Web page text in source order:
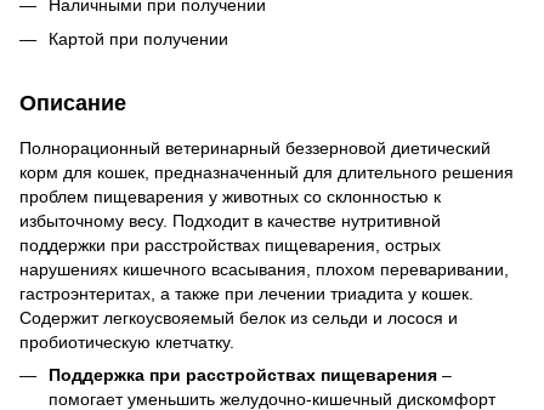
Наличными при получении
Картой при получении
Описание
Полнорационный ветеринарный беззерновой диетический
корм для кошек, предназначенный для длительного решения
проблем пищеварения у животных со склонностью к
избыточному весу. Подходит в качестве нутритивной
поддержки при расстройствах пищеварения, острых
нарушениях кишечного всасывания, плохом переваривании,
гастроэнтеритах, а также при лечении триадита у кошек.
Содержит легкоусвояемый белок из сельди и лосося и
пробиотическую клетчатку.
Поддержка при расстройствах пищеварения –
помогает уменьшить желудочно-кишечный дискомфорт